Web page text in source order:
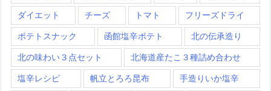
ダイエット チーズ トマト フリーズドライ
ポテトスナック 函館塩辛ポテト 北の伝承造り
北の味わい３点セット 北海道産たこ３種詰め合わせ
塩辛レシピ 帆立とろろ昆布 手造りいか塩辛